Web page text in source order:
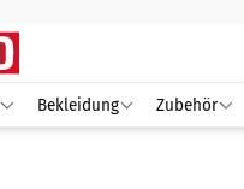
Bekleidung Zubehör